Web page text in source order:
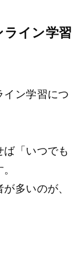
ライン学習
イン学習につ
ば「いつでも
多いのが、